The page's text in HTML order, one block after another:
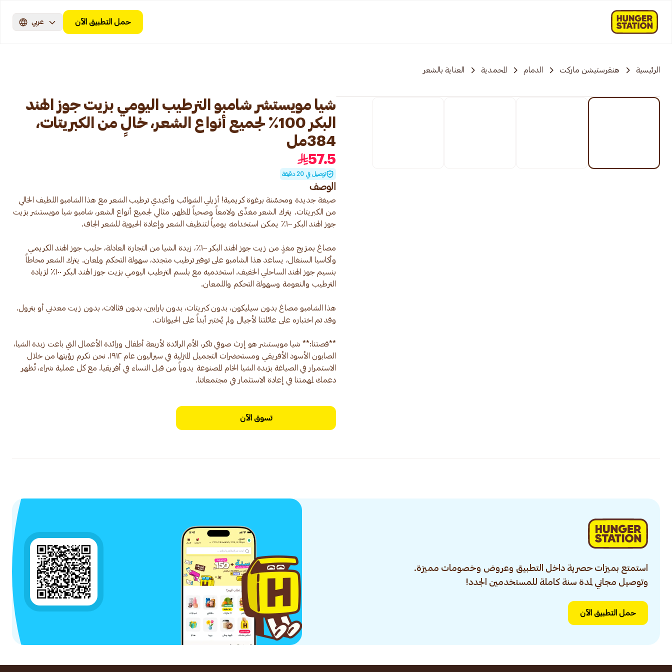
حمل التطبيق الآن عربي
الرئيسية هنقرستيشن ماركت الدمام المحمدية العناية بالشعر
شيا مويستشر شامبو الترطيب اليومي بزيت جوز الهند
البكر 100٪ لجميع أنواع الشعر، خالٍ من الكبريتات،
384مل
57.5
توصيل في 20 دقيقة
الوصف
صيغة جديدة ومحسّنة برغوة كريمية! أزيلي الشوائب وأعيدي ترطيب الشعر مع هذا الشامبو اللطيف الخالي
من الكبريتات. يترك الشعر مغذّى ولامعاً وصحياً المظهر. مثالي لجميع أنواع الشعر، شامبو شيا مويستشر بزيت
مصاغ بمزيج مغذٍ من زيت جوز الهند البكر ١٠٠٪، زبدة الشيا من التجارة العادلة، حليب جوز الهند الكريمي
وأكاسيا السنغال، يساعد هذا الشامبو على توفير ترطيب متجدد، سهولة التحكم ولمعان. يترك الشعر محاطاً
بنسيم جوز الهند الساحلي الخفيف. استخدميه مع بلسم الترطيب اليومي بزيت جوز الهند البكر ١٠٠٪ لزيادة
هذا الشامبو مصاغ بدون سيليكون، بدون كبريتات، بدون بارابين، بدون فثالات، بدون زيت معدني أو بترول.
**قصتنا:** شيا مويستشر هو إرث صوفي تاكر، الأم الرائدة لأربعة أطفال ورائدة الأعمال التي باعت زبدة الشيا،
الصابون الأسود الأفريقي ومستحضرات التجميل المنزلية في سيراليون عام ١٩١٢. نحن نكرم رؤيتها من خلال
الاستمرار في الصياغة بزبدة الشيا الخام المصنوعة يدوياً من قبل النساء في أفريقيا. مع كل عملية شراء، تُظهر
دعمك لمهمتنا في إعادة الاستثمار في مجتمعاتنا.
تسوق الآن
استمتع بميزات حصرية داخل التطبيق وعروض وخصومات مميزة.
وتوصيل مجاني لمدة سنة كاملة للمستخدمين الجدد!
حمل التطبيق الآن